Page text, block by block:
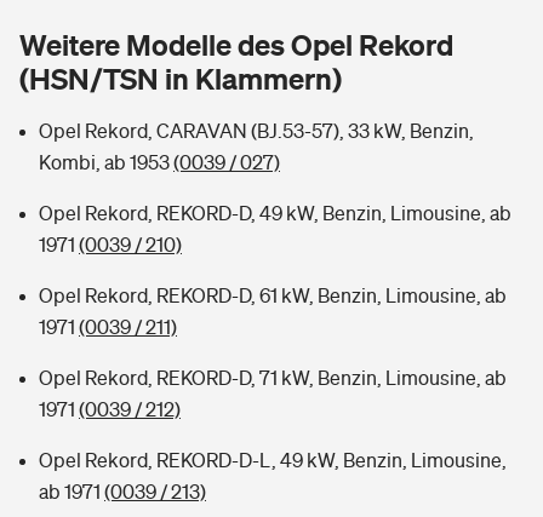
Hochwasser-Check: Wie gefährdet ist Ihr Haus?
Sie haben Fragen?
Private Cyberversicherung
Zur Übersicht
Tools
Kinderunfall-Check: Mehr Sicherheit für deine Kids
Typklassen: So ist Ihr Auto eingestuft
Sie haben Fragen?
Rentenrechner: Wie viel Geld bekomme ich im Alter?
Weitere Modelle des Opel Rekord
(HSN/TSN in Klammern)
Opel Rekord, CARAVAN (BJ.53-57), 33 kW, Benzin,
Kombi, ab 1953(0039 / 027)
Opel Rekord, REKORD-D, 49 kW, Benzin, Limousine, ab
1971 (0039 / 210)
Opel Rekord, REKORD-D, 61 kW, Benzin, Limousine, ab
1971 (0039 / 211)
Opel Rekord, REKORD-D, 71 kW, Benzin, Limousine, ab
1971 (0039 / 212)
Opel Rekord, REKORD-D-L, 49 kW, Benzin, Limousine,
ab 1971 (0039 / 213)